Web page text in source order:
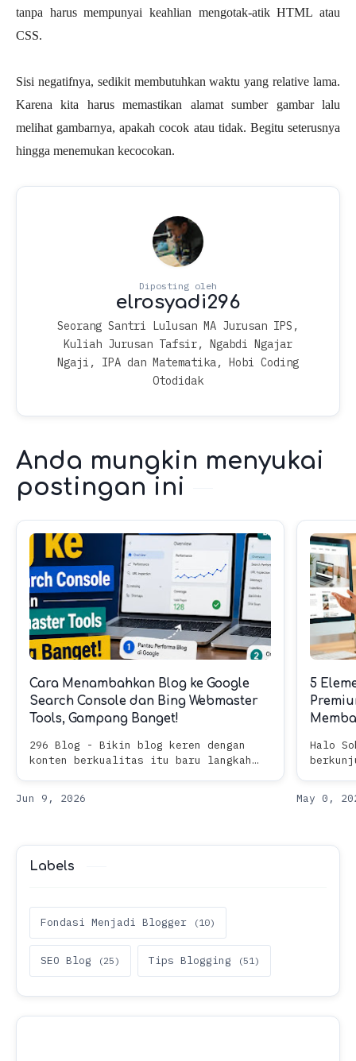
tanpa harus mempunyai keahlian mengotak-atik HTML atau
CSS.
Sisi negatifnya, sedikit membutuhkan waktu yang relative lama.
Karena kita harus memastikan alamat sumber gambar lalu
melihat gambarnya, apakah cocok atau tidak. Begitu seterusnya
hingga menemukan kecocokan.
Seorang Santri Lulusan MA Jurusan IPS,
Kuliah Jurusan Tafsir, Ngabdi Ngajar
Ngaji, IPA dan Matematika, Hobi Coding
Otodidak
Anda mungkin menyukai
postingan ini
Cara Menambahkan Blog ke Google
Search Console dan Bing Webmaster
Tools, Gampang Banget!
296 Blog - Bikin blog keren dengan
konten berkualitas itu baru langkah
"kelihatan" oleh mesin pencari seperti
5
Halo
latar
Labels
Fondasi Menjadi Blogger
SEO Blog Tips Blogging